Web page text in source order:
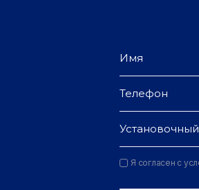
Я согласен с